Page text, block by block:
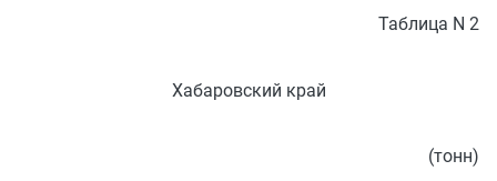
Таблица N 2
Хабаровский край
(тонн)